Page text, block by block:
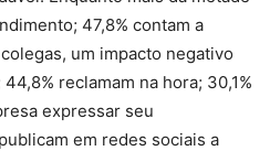
47,8% contam a
um impacto negativo
reclamam na hora; 30,1%
expressar seu
em redes sociais a